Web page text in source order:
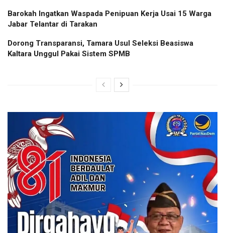
Barokah Ingatkan Waspada Penipuan Kerja Usai 15 Warga
Jabar Telantar di Tarakan
Dorong Transparansi, Tamara Usul Seleksi Beasiswa
Kaltara Unggul Pakai Sistem SPMB